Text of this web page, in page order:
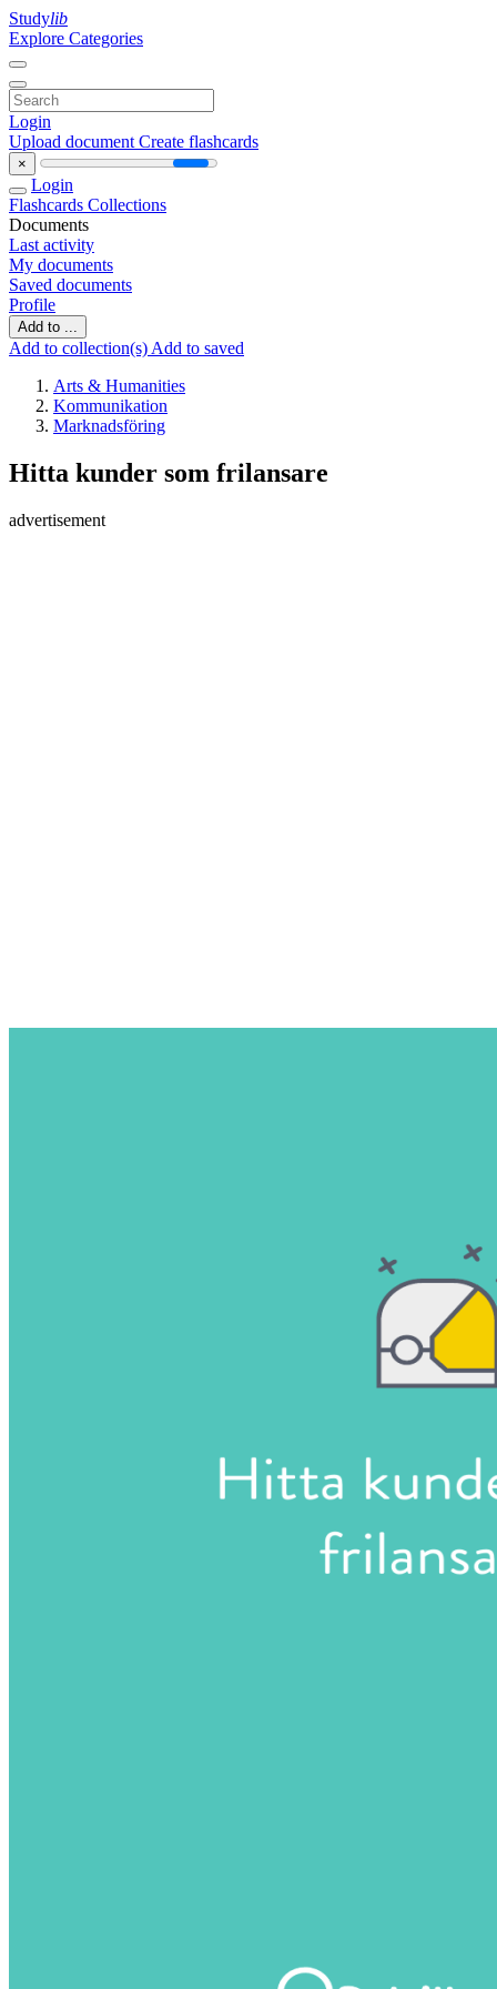
Studylib
Explore Categories
Login
Upload document Create flashcards
×
Login
Flashcards Collections
Documents
Last activity
My documents
Saved documents
Profile
Add to ...
Add to collection(s) Add to saved
Arts & Humanities
Kommunikation
Marknadsföring
Hitta kunder som frilansare
advertisement